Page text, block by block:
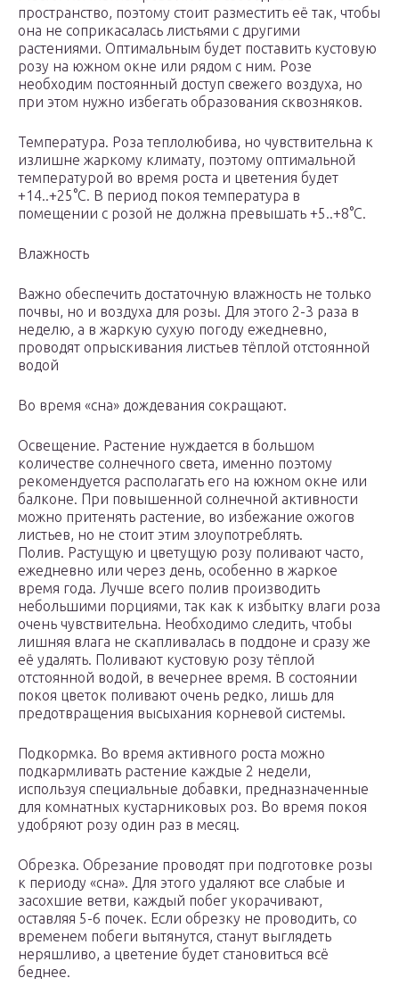
пространство, поэтому стоит разместить её так, чтобы
она не соприкасалась листьями с другими
растениями. Оптимальным будет поставить кустовую
розу на южном окне или рядом с ним. Розе
необходим постоянный доступ свежего воздуха, но
при этом нужно избегать образования сквозняков.
Температура. Роза теплолюбива, но чувствительна к
излишне жаркому климату, поэтому оптимальной
температурой во время роста и цветения будет
+14..+25°С. В период покоя температура в
помещении с розой не должна превышать +5..+8°С.
Влажность
Важно обеспечить достаточную влажность не только
почвы, но и воздуха для розы. Для этого 2-3 раза в
неделю, а в жаркую сухую погоду ежедневно,
проводят опрыскивания листьев тёплой отстоянной
водой
Во время «сна» дождевания сокращают.
Освещение. Растение нуждается в большом
количестве солнечного света, именно поэтому
рекомендуется располагать его на южном окне или
балконе. При повышенной солнечной активности
можно притенять растение, во избежание ожогов
листьев, но не стоит этим злоупотреблять.
Полив. Растущую и цветущую розу поливают часто,
ежедневно или через день, особенно в жаркое
время года. Лучше всего полив производить
небольшими порциями, так как к избытку влаги роза
очень чувствительна. Необходимо следить, чтобы
лишняя влага не скапливалась в поддоне и сразу же
её удалять. Поливают кустовую розу тёплой
отстоянной водой, в вечернее время. В состоянии
покоя цветок поливают очень редко, лишь для
предотвращения высыхания корневой системы.
Подкормка. Во время активного роста можно
подкармливать растение каждые 2 недели,
используя специальные добавки, предназначенные
для комнатных кустарниковых роз. Во время покоя
удобряют розу один раз в месяц.
Обрезка. Обрезание проводят при подготовке розы
к периоду «сна». Для этого удаляют все слабые и
засохшие ветви, каждый побег укорачивают,
оставляя 5-6 почек. Если обрезку не проводить, со
временем побеги вытянутся, станут выглядеть
неряшливо, а цветение будет становиться всё
беднее.